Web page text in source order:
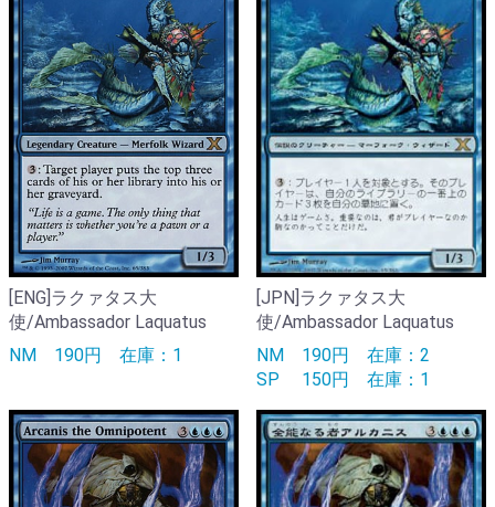
[ENG]ラクァタス大
使/Ambassador Laquatus
NM 190円 在庫：1
[JPN]ラクァタス大
使/Ambassador Laquatus
NM 190円 在庫：2
SP
150円 在庫：1